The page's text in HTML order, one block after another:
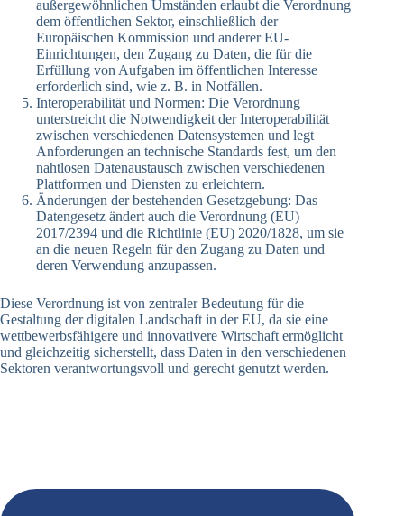
außergewöhnlichen Umständen erlaubt die Verordnung
dem öffentlichen Sektor, einschließlich der
Europäischen Kommission und anderer EU-
Einrichtungen, den Zugang zu Daten, die für die
Erfüllung von Aufgaben im öffentlichen Interesse
erforderlich sind, wie z. B. in Notfällen.
Interoperabilität und Normen: Die Verordnung
unterstreicht die Notwendigkeit der Interoperabilität
zwischen verschiedenen Datensystemen und legt
Anforderungen an technische Standards fest, um den
nahtlosen Datenaustausch zwischen verschiedenen
Plattformen und Diensten zu erleichtern.
Änderungen der bestehenden Gesetzgebung: Das
Datengesetz ändert auch die Verordnung (EU)
2017/2394 und die Richtlinie (EU) 2020/1828, um sie
an die neuen Regeln für den Zugang zu Daten und
deren Verwendung anzupassen.
Diese Verordnung ist von zentraler Bedeutung für die
Gestaltung der digitalen Landschaft in der EU, da sie eine
wettbewerbsfähigere und innovativere Wirtschaft ermöglicht
und gleichzeitig sicherstellt, dass Daten in den verschiedenen
Sektoren verantwortungsvoll und gerecht genutzt werden.